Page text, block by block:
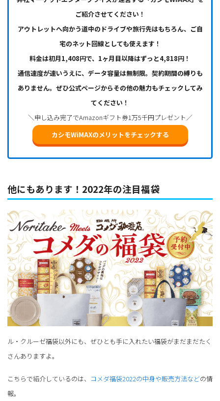
ご紹介させてください！
アウトレットへ向かう道中のドライブや旅行先はもちろん、ご自
宅のネット回線としても使えます！
料金は初月1,408円で、1ヶ月目以降はずっと4,818円！
通信速度が速いうえに、データ容量は無制限。契約期間の縛りも
ありません。ぜひ公式ページからその他の魅力もチェックしてみ
てください！
＼申し込み完了でAmazonギフト券1万5千円プレゼント／
カシモWiMAXのメリットをチェックする
他にもあります！2022年の注目福袋
ル・クルーゼ福袋以外にも、ぜひとも手に入れたい福袋がまだまだたく
さんありますよ。
こちらで紹介しているのは、 コメダ福袋2022の中身や販売方法などの情
報。